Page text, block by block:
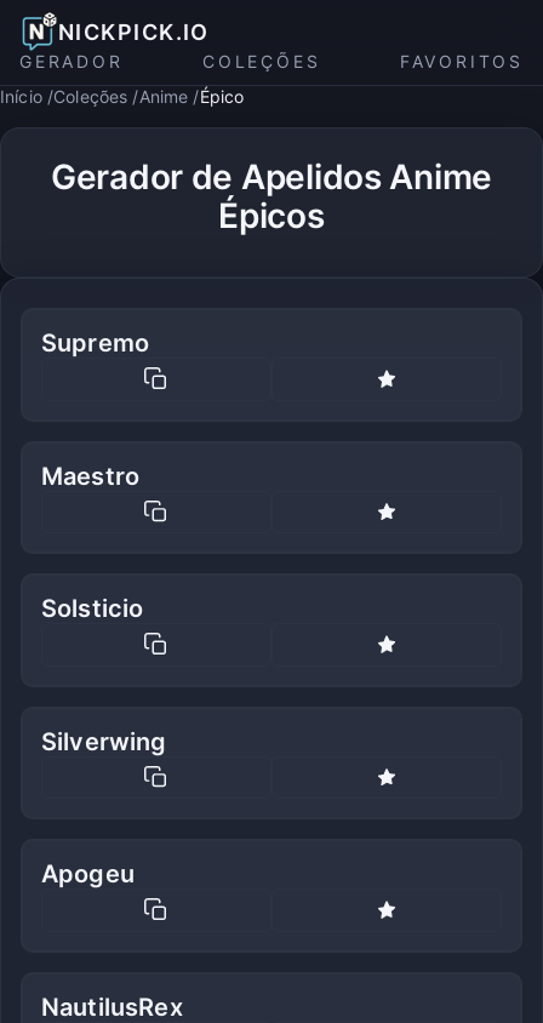
NICKPICK.IO
GERADOR COLEÇÕES
FAVORITOS
Início Coleções Anime Épico
Gerador de Apelidos Anime
Épicos
Supremo
Maestro
Solsticio
Silverwing
Apogeu
NautilusRex